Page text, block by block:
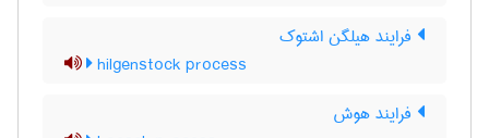
فرایند هیلگن اشتوک
hilgenstock process
فرایند هوش